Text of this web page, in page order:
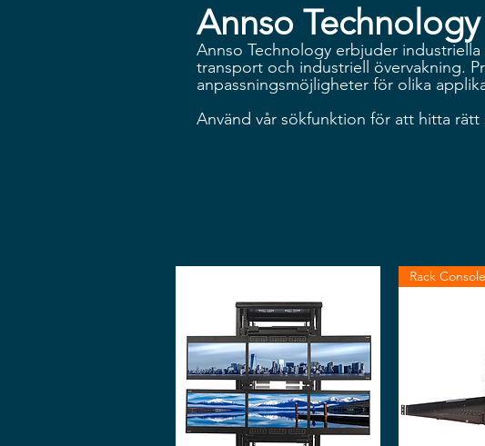
Annso Technology
Annso Technology erbjuder
transport och industriell övervakning.
anpassningsmöjligheter för olika
Använd vår sökfunktion för att hitta
Rack